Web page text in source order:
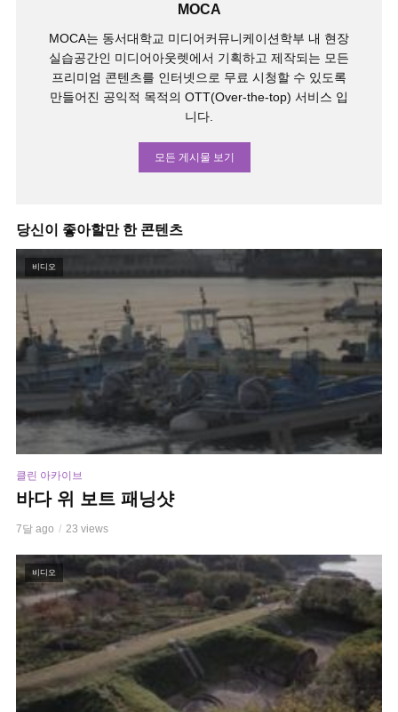
MOCA
MOCA는 동서대학교 미디어커뮤니케이션학부 내 현장
실습공간인 미디어아웃렛에서 기획하고 제작되는 모든
프리미엄 콘텐츠를 인터넷으로 무료 시청할 수 있도록
만들어진 공익적 목적의 OTT(Over-the-top) 서비스 입
니다.
모든 게시물 보기
당신이 좋아할만 한 콘텐츠
비디오
클린 아카이브
바다 위 보트 패닝샷
7달 ago 23 views
비디오